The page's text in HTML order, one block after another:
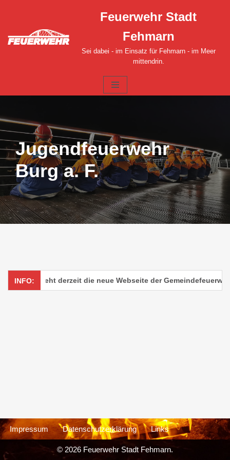
Inhalt
Feuerwehr Stadt
Fehmarn
Sei dabei - im Einsatz für Fehmarn - im Meer
mittendrin.
Jugendfeuerwehr
Burg a. F.
INFO:
Hier entsteht derzeit die neue Webseite der
Impressum Datenschutzerklärung Links
© 2026 Feuerwehr Stadt Fehmarn.